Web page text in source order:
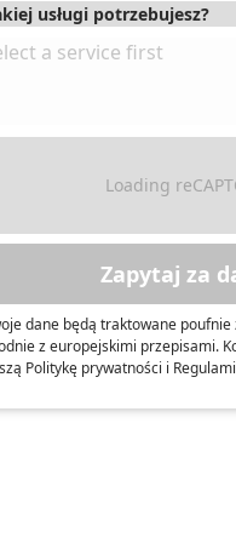
Loading
Zapytaj za
dane będą traktowane
z europejskimi przepisami.
Politykę prywatności i